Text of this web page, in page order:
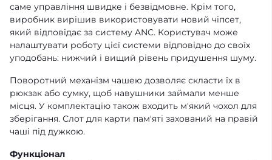
саме управління швидке і безвідмовне. Крім того,
виробник вирішив використовувати новий чіпсет,
який відповідає за систему ANC. Користувач може
налаштувати роботу цієї системи відповідно до своїх
уподобань: нижчий і вищий рівень придушення шуму.
Поворотний механізм чашею дозволяє скласти їх в
рюкзак або сумку, щоб навушники займали менше
місця. У комплектацію також входить м'який чохол для
зберігання. Слот для карти пам'яті захований на правій
чаші під дужкою.
Функціонал